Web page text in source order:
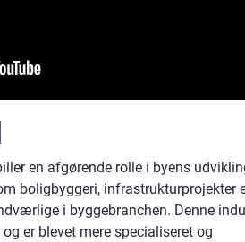
en afgørende rolle i byens
boligbyggeri, infrastrukturprojekter
i byggebranchen. Denne
er blevet mere specialiseret og